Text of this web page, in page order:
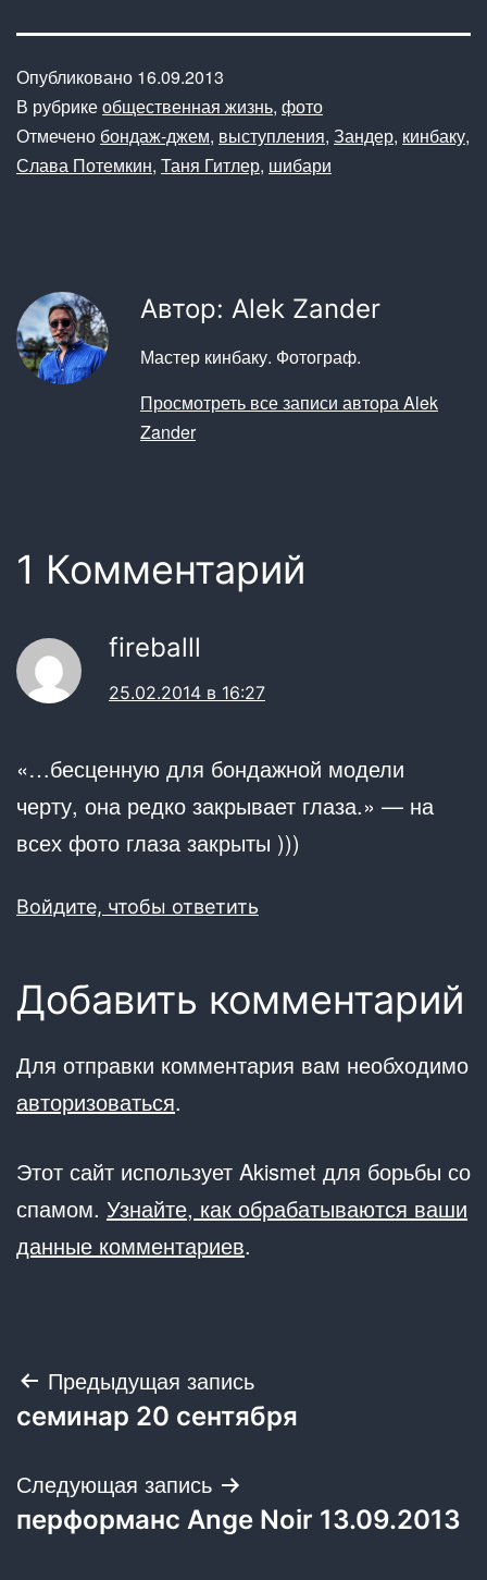
Опубликовано 16.09.2013
В рубрикеобщественная жизнь, фото
Отмечено бондаж-джем, выступления, Зандер, кинбаку,
Слава Потемкин, Таня Гитлер, шибари
Автор: Alek Zander
Мастер кинбаку. Фотограф.
Просмотреть все записи автора Alek
Zander
1 Комментарий
fireballl
25.02.2014 в 16:27
«…бесценную для бондажной модели
черту, она редко закрывает глаза.» — на
всех фото глаза закрыты )))
Войдите, чтобы ответить
Добавить комментарий
Для отправки комментария вам необходимо
авторизоваться.
Этот сайт использует Akismet для борьбы со
спамом. Узнайте, как обрабатываются ваши
данные комментариев.
Навигация
по
записям
Предыдущая запись
семинар 20 сентября
Следующая запись
перформанс Ange Noir 13.09.2013